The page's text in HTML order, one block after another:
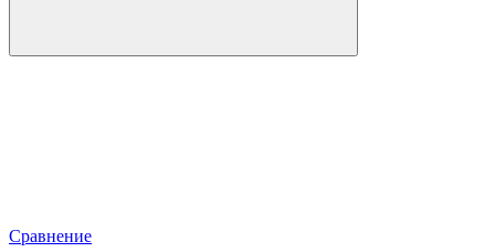
Сравнение